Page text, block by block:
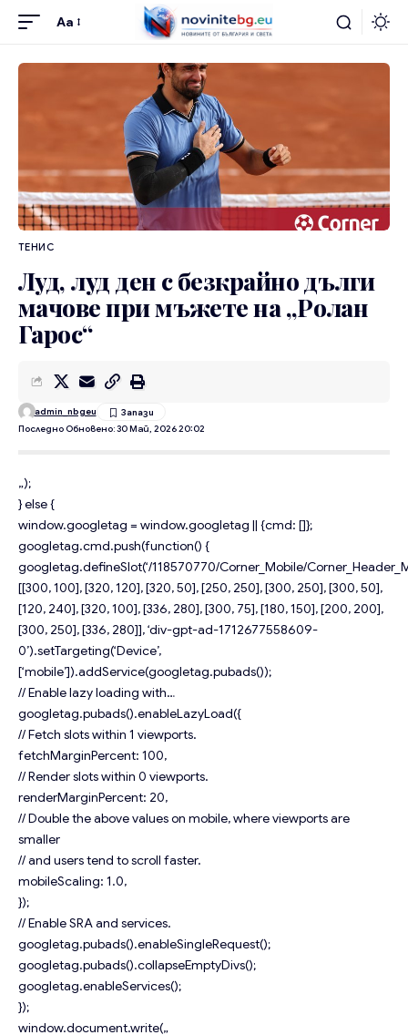
Aa
ТЕНИС
Луд, луд ден с безкрайно дълги
мачове при мъжете на „Ролан
Гарос“
Последно Обновено: 30 Май, 2026 20:02
admin_nbgeu
„);
} else {
window.googletag = window.googletag || {cmd: []};
googletag.cmd.push(function() {
googletag.defineSlot(‘/118570770/Corner_Mobile/
[[300, 100], [320, 120], [320, 50], [250, 250], [300, 250], [300, 50],
[120, 240], [320, 100], [336, 280], [300, 75], [180, 150], [200, 200],
[300, 250], [336, 280]], ‘div-gpt-ad-1712677558609-
0’).setTargeting(‘Device’,
[‘mobile’]).addService(googletag.pubads());
// Enable lazy loading with…
googletag.pubads().enableLazyLoad({
// Fetch slots within 1 viewports.
fetchMarginPercent: 100,
// Render slots within 0 viewports.
renderMarginPercent: 20,
// Double the above values on mobile, where viewports are
smaller
// and users tend to scroll faster.
mobileScaling: 1.0,
});
// Enable SRA and services.
googletag.pubads().enableSingleRequest();
googletag.pubads().collapseEmptyDivs();
googletag.enableServices();
});
window.document.write(„